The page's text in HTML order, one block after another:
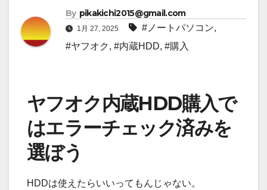
By pikakichi2015@gmail.com
1月 27, 2025 #ノートパソコン,
#ヤフオク , #内蔵HDD, #購入
ヤフオク内蔵HDD購入で
はエラーチェック済みを
選ぼう
HDDは使えたらいいってもんじゃない。